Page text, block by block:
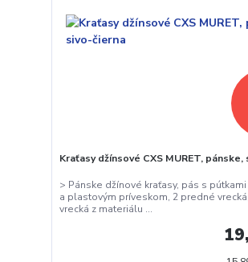
Kraťasy džínsové CXS MURET,
> Pánske džínové kraťasy, pás s
a plastovým príveskom, 2 predné
vrecká z materiálu ...